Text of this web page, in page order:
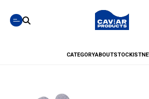
CATEGORYABOUTSTOCKIST